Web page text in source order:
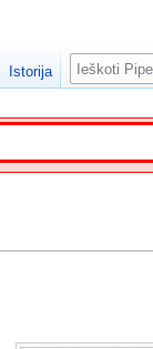
Istorija Paieška